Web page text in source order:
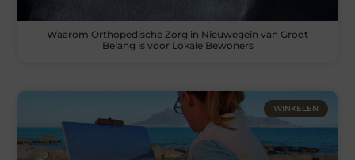
Waarom Orthopedische Zorg in Nieuwegein van Groot
Belang is voor Lokale Bewoners
WINKELEN